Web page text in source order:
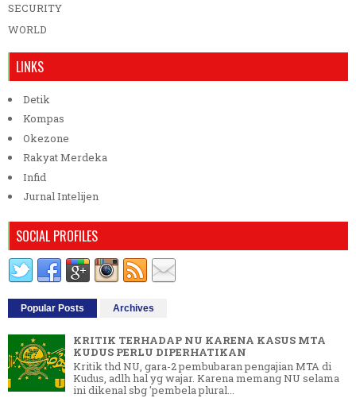
SECURITY
WORLD
LINKS
Detik
Kompas
Okezone
Rakyat Merdeka
Infid
Jurnal Intelijen
SOCIAL PROFILES
Popular Posts Archives
KRITIK TERHADAP NU KARENA KASUS MTA
KUDUS PERLU DIPERHATIKAN
Kritik thd NU, gara-2 pembubaran pengajian MTA di
Kudus, adlh hal yg wajar. Karena memang NU selama
ini dikenal sbg 'pembela plural...